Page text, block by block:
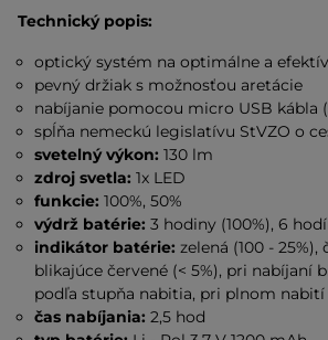
Technický popis:
optický systém na optimálne a
pevný držiak s možnosťou aretácie
nabíjanie pomocou micro USB kábla
spĺňa nemeckú legislatívu StVZO o
svetelný výkon: 130 lm
zdroj svetla: 1x LED
funkcie: 100%, 50%
výdrž batérie: 3 hodiny (100%), 6
indikátor batérie:zelená (100 - 25%),
blikajúce červené (< 5%), pri nabíjaní
podľa stupňa nabitia, pri plnom nabití
čas nabíjania: 2,5 hod